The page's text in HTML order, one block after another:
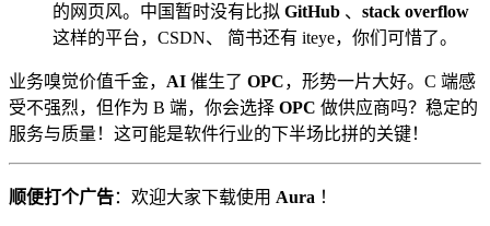
的网页风。中国暂时没有比拟 GitHub 、 stack overflow
这样的平台，CSDN、 简书还有 iteye，你们可惜了。
业务嗅觉价值千金， AI 催生了 OPC，形势一片大好。C 端感
受不强烈，但作为 B 端，你会选择 OPC 做供应商吗？稳定的
服务与质量！这可能是软件行业的下半场比拼的关键！
顺便打个广告：欢迎大家下载使用 Aura ！